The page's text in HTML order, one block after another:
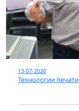
13-07-2020
Технологии печати